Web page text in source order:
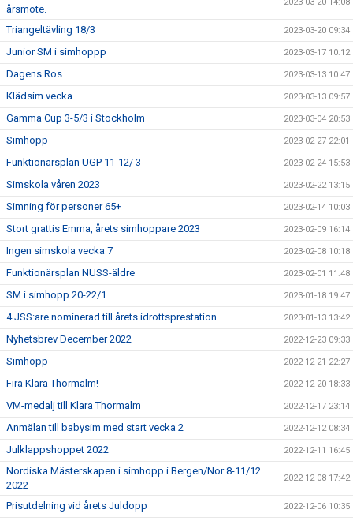
årsmöte.
Triangeltävling 18/3 2023-03-20 09:34
Junior SM i simhoppp 2023-03-17 10:12
Dagens Ros 2023-03-13 10:47
Klädsim vecka 2023-03-13 09:57
Gamma Cup 3-5/3 i Stockholm 2023-03-04 20:53
Simhopp 2023-02-27 22:01
Funktionärsplan UGP 11-12/ 3 2023-02-24 15:53
Simskola våren 2023 2023-02-22 13:15
Simning för personer 65+ 2023-02-14 10:03
Stort grattis Emma, årets simhoppare 2023 2023-02-09 16:14
Ingen simskola vecka 7 2023-02-08 10:18
Funktionärsplan NUSS-äldre 2023-02-01 11:48
SM i simhopp 20-22/1 2023-01-18 19:47
4 JSS:are nominerad till årets idrottsprestation 2023-01-13 13:42
Nyhetsbrev December 2022 2022-12-23 09:33
Simhopp 2022-12-21 22:27
Fira Klara Thormalm! 2022-12-20 18:33
VM-medalj till Klara Thormalm 2022-12-17 23:14
Anmälan till babysim med start vecka 2 2022-12-12 08:34
Julklappshoppet 2022 2022-12-11 16:45
Nordiska Mästerskapen i simhopp i Bergen/Nor 8-11/12
2022
2022-12-08 17:42
Prisutdelning vid årets Juldopp 2022-12-06 10:35